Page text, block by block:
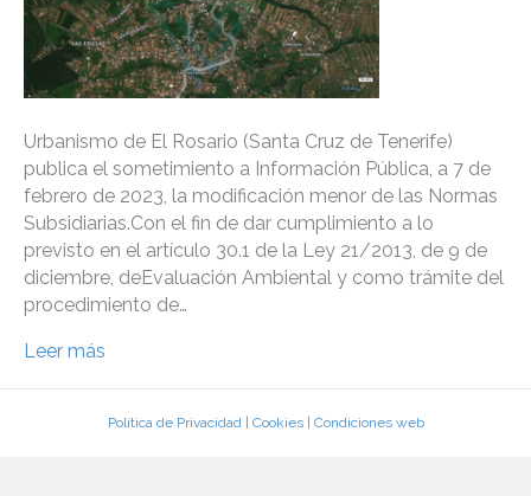
Urbanismo de El Rosario (Santa Cruz de Tenerife)
publica el sometimiento a Información Pública, a 7 de
febrero de 2023, la modificación menor de las Normas
Subsidiarias.Con el fin de dar cumplimiento a lo
previsto en el artículo 30.1 de la Ley 21/2013, de 9 de
diciembre, deEvaluación Ambiental y como trámite del
procedimiento de…
Leer más
Política de Privacidad| Cookies| Condiciones web